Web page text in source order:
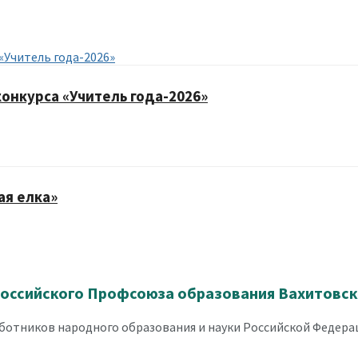
«Учитель года-2026»
елка»
Профсоюза образования
народного образования и науки Российской